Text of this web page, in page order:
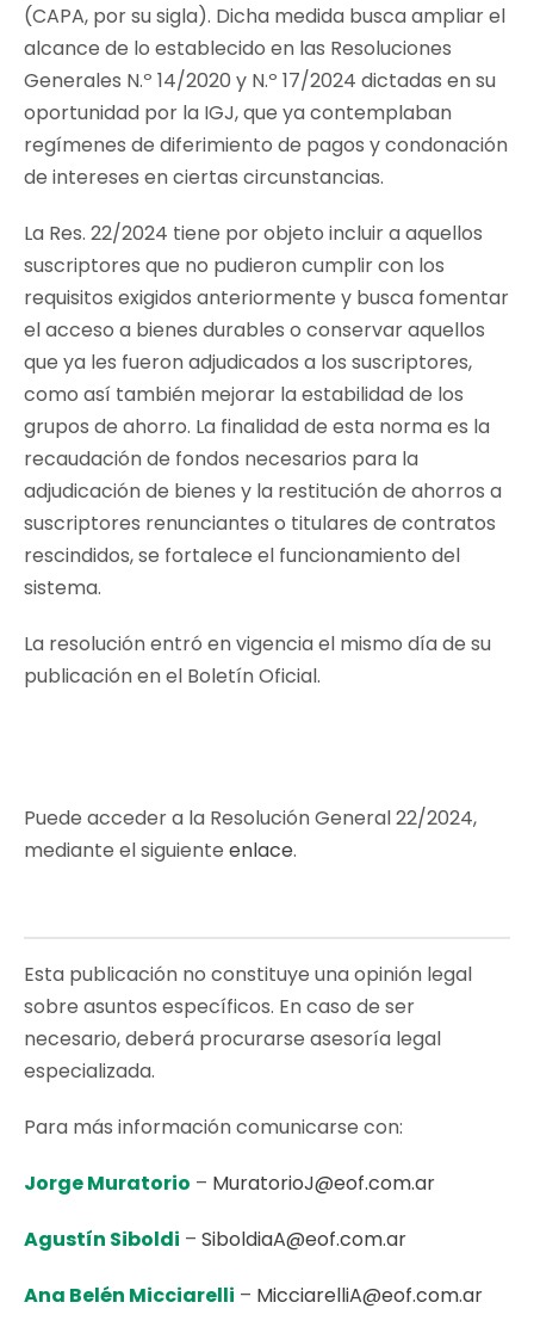
(CAPA, por su sigla). Dicha medida busca ampliar el
alcance de lo establecido en las Resoluciones
Generales N.º 14/2020 y N.º 17/2024 dictadas en su
oportunidad por la IGJ, que ya contemplaban
regímenes de diferimiento de pagos y condonación
de intereses en ciertas circunstancias.
La Res. 22/2024 tiene por objeto incluir a aquellos
suscriptores que no pudieron cumplir con los
requisitos exigidos anteriormente y busca fomentar
el acceso a bienes durables o conservar aquellos
que ya les fueron adjudicados a los suscriptores,
como así también mejorar la estabilidad de los
grupos de ahorro. La finalidad de esta norma es la
recaudación de fondos necesarios para la
adjudicación de bienes y la restitución de ahorros a
suscriptores renunciantes o titulares de contratos
rescindidos, se fortalece el funcionamiento del
sistema.
La resolución entró en vigencia el mismo día de su
publicación en el Boletín Oficial.
Puede acceder a la Resolución General 22/2024,
mediante el siguiente enlace.
Esta publicación no constituye una opinión legal
sobre asuntos específicos. En caso de ser
necesario, deberá procurarse asesoría legal
especializada.
Para más información comunicarse con:
Jorge Muratorio – MuratorioJ@eof.com.ar
Agustín Siboldi – SiboldiaA@eof.com.ar
Ana Belén Micciarelli – MicciarelliA@eof.com.ar